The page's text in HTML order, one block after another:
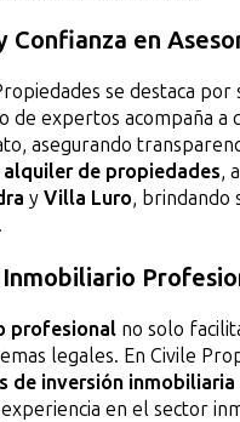
Confianza en
se destaca por
de expertos acompaña a
asegurando
de propiedades,
yVilla Luro, brindando
profesional no solo
legales. En Civile
de inversión inmobiliaria
en el sector